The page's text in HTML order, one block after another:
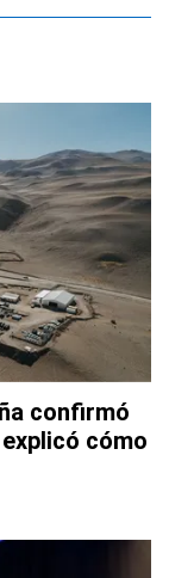
confirmó
cómo